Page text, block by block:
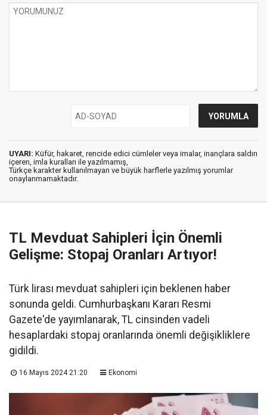
UYARI: Küfür, hakaret, rencide edici cümleler veya imalar, inançlara saldırı
içeren, imla kuralları ile yazılmamış,
Türkçe karakter kullanılmayan ve büyük harflerle yazılmış yorumlar
onaylanmamaktadır.
TL Mevduat Sahipleri İçin Önemli
Gelişme: Stopaj Oranları Artıyor!
Türk lirası mevduat sahipleri için beklenen haber
sonunda geldi. Cumhurbaşkanı Kararı Resmi
Gazete'de yayımlanarak, TL cinsinden vadeli
hesaplardaki stopaj oranlarında önemli değişikliklere
gidildi.
16 Mayıs 2024 21:20 Ekonomi